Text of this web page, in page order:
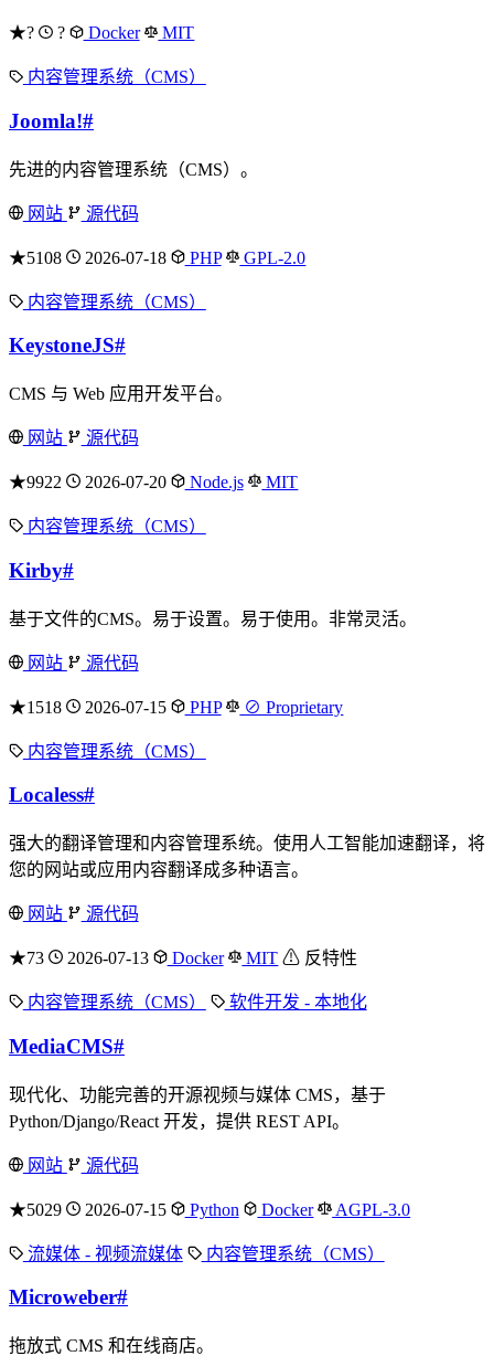
★? ? Docker MIT
内容管理系统（CMS）
Joomla!#
先进的内容管理系统（CMS）。
网站 源代码
★5108 2026-07-18 PHP GPL-2.0
内容管理系统（CMS）
KeystoneJS#
CMS 与 Web 应用开发平台。
网站 源代码
★9922 2026-07-20 Node.js MIT
内容管理系统（CMS）
Kirby#
基于文件的CMS。易于设置。易于使用。非常灵活。
网站 源代码
★1518 2026-07-15 PHP ⊘ Proprietary
内容管理系统（CMS）
Localess#
强大的翻译管理和内容管理系统。使用人工智能加速翻译，将
您的网站或应用内容翻译成多种语言。
网站 源代码
★73 2026-07-13 Docker MIT ⚠ 反特性
内容管理系统（CMS） 软件开发 - 本地化
MediaCMS#
现代化、功能完善的开源视频与媒体 CMS，基于
Python/Django/React 开发，提供 REST API。
网站 源代码
★5029 2026-07-15 Python Docker AGPL-3.0
流媒体 - 视频流媒体 内容管理系统（CMS）
Microweber#
拖放式 CMS 和在线商店。